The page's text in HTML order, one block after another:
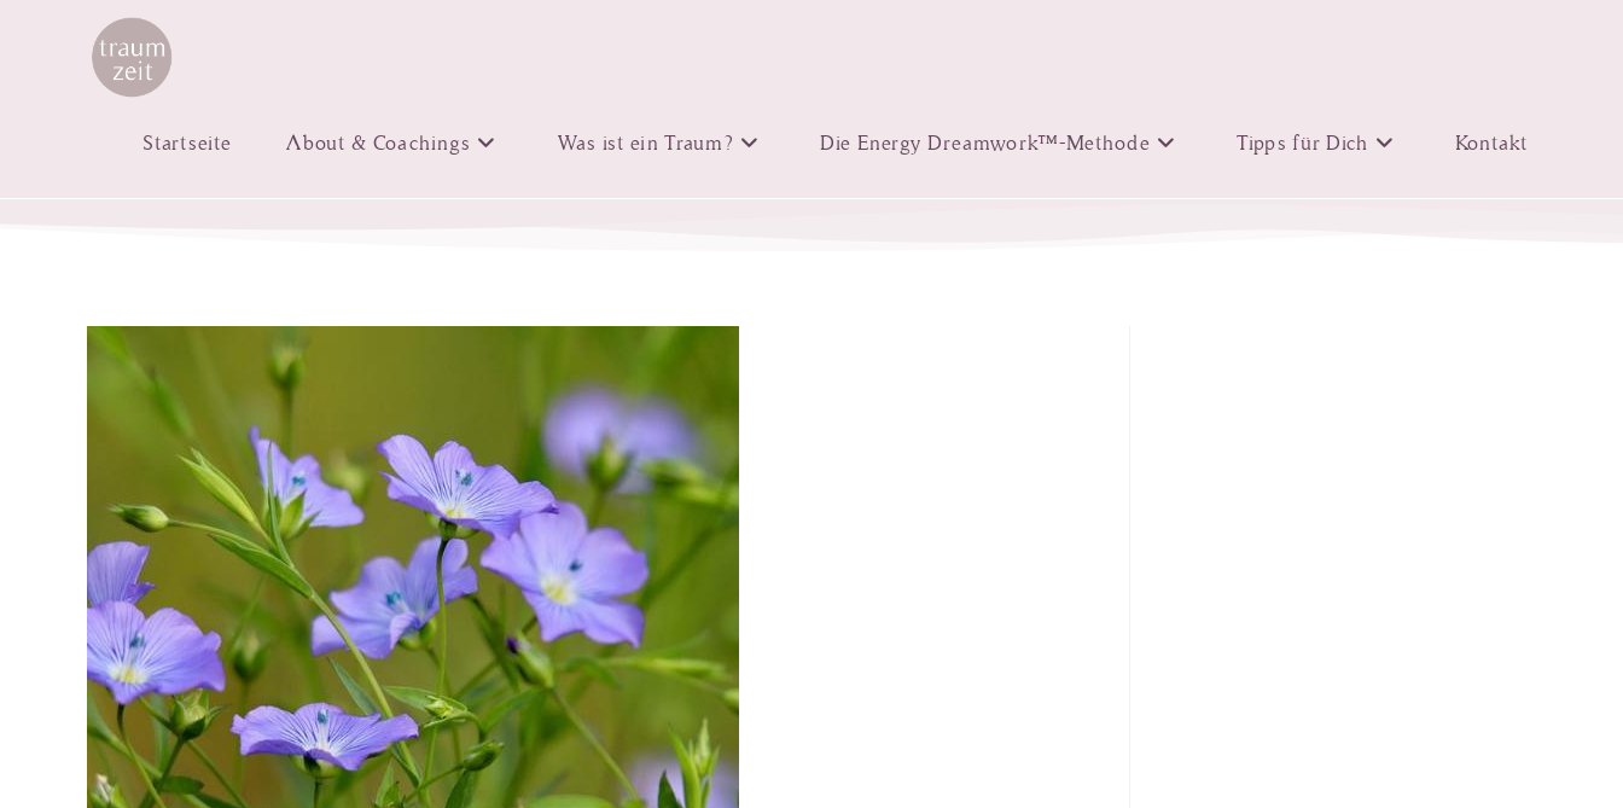
Startseite About & Coachings Was ist ein Traum? Die Energy Dreamwork™-Methode Tipps für Dich Kontakt